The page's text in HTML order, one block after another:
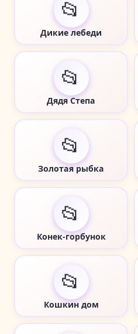
📂
Дикие лебеди
📂
Дядя Степа
📂
Золотая рыбка
📂
Конек-горбунок
📂
Кошкин дом